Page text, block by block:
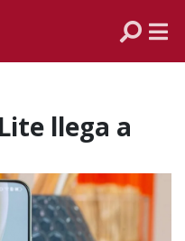
llega a